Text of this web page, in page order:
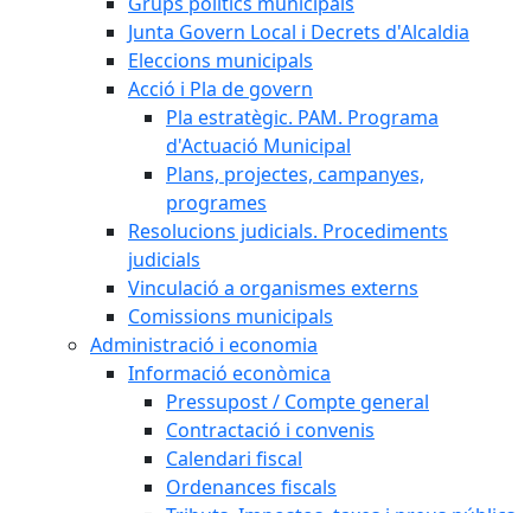
Junta Govern Local i Decrets d'Alcaldia
Eleccions municipals
Acció i Pla de govern
Pla estratègic. PAM. Programa
d'Actuació Municipal
Plans, projectes, campanyes,
programes
Resolucions judicials. Procediments
judicials
Vinculació a organismes externs
Comissions municipals
Administració i economia
Informació econòmica
Pressupost / Compte general
Contractació i convenis
Calendari fiscal
Ordenances fiscals